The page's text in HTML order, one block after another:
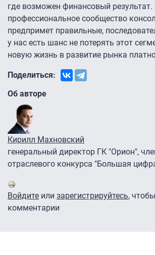
где возможен финансовый результат.
профессиональное сообщество
предпримет правильные,
у нас есть шанс не потерять этот
новую жизнь в развитие рынка
Поделиться:
Об авторе
Кирилл Махновский
генеральный директор ГК "Орион",
отраслевого конкурса "Большая
Войдите или зарегистрируйтесь,
комментарии